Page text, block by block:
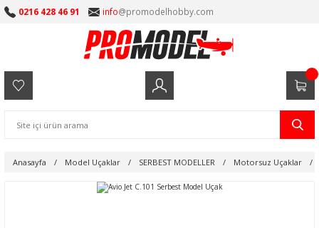
0216 428 46 91 info@promodelhobby.com
Anasayfa Model Uçaklar SERBEST MODELLER Motorsuz Uçaklar